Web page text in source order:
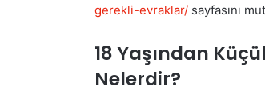
gerekli-evraklar/ sayfasını
18 Yaşından
Nelerdir?